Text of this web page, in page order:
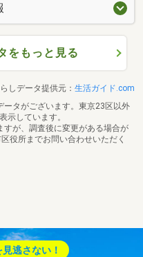
をもっと見る
しデータ提供元： 生活ガイド.com
タがございます。東京23区以外
示しています。
が、調査後に変更がある場合が
役所までお問い合わせいただく
逃さない！